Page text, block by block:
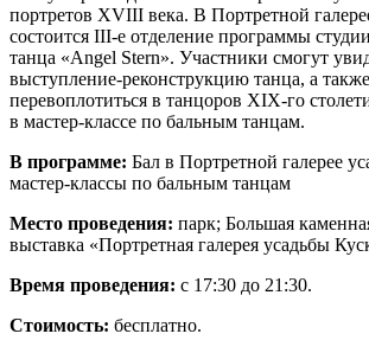
портретов XVIII века. В Портретной
состоится III-е отделение программы
танца «Angel Stern». Участники смогут
выступление-реконструкцию танца, а
перевоплотиться в танцоров XIX-го
в мастер-классе по бальным танцам.
В программе: Бал в Портретной галерее
мастер-классы по бальным танцам
Место проведения: парк; Большая
выставка «Портретная галерея усадьбы
Время проведения: с 17:30 до 21:30.
Стоимость: бесплатно.